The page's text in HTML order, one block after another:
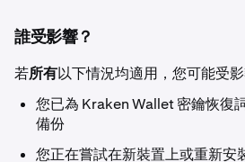
誰受影響？
若所有以下情況均適用，您可能受影
您已為 Kraken Wallet 密鑰恢復
備份
您正在嘗試在新裝置上或重新安